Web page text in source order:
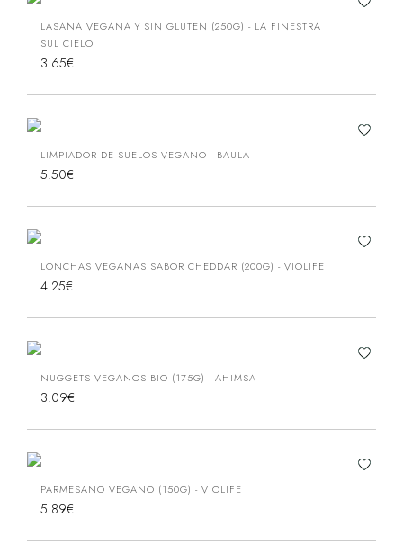
LASAÑA VEGANA Y SIN GLUTEN (250G) - LA FINESTRA
SUL CIELO
3.65€
LIMPIADOR DE SUELOS VEGANO - BAULA
5.50€
LONCHAS VEGANAS SABOR CHEDDAR (200G) - VIOLIFE
4.25€
NUGGETS VEGANOS BIO (175G) - AHIMSA
3.09€
PARMESANO VEGANO (150G) - VIOLIFE
5.89€